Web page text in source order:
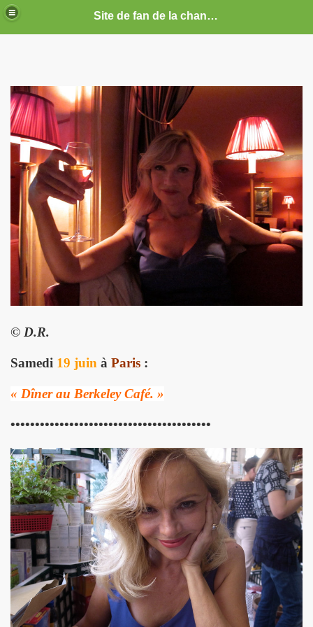
Site de fan de la chanteuse Marie France
© D.R.
Samedi 19 juin à Paris :
« Dîner au Berkeley Café. »
•••••••••••••••••••••••••••••••••••••••••
2019 a decembre 2026.
2017 a decembre 2019.
2016 a decembre 2016.
2015 a juin 2016.
2015 a decembre 2015.
a juin 2015.
2014 a decembre 2014.
2012 a juin 2013.
2011 a juin 2012.
2011 a juin 2011.
2010 a decembre 2010.
2010 a juin 2010.
2009 a decembre 2009.
2008 a decembre 2008.
(a partir d'octobre 2021).